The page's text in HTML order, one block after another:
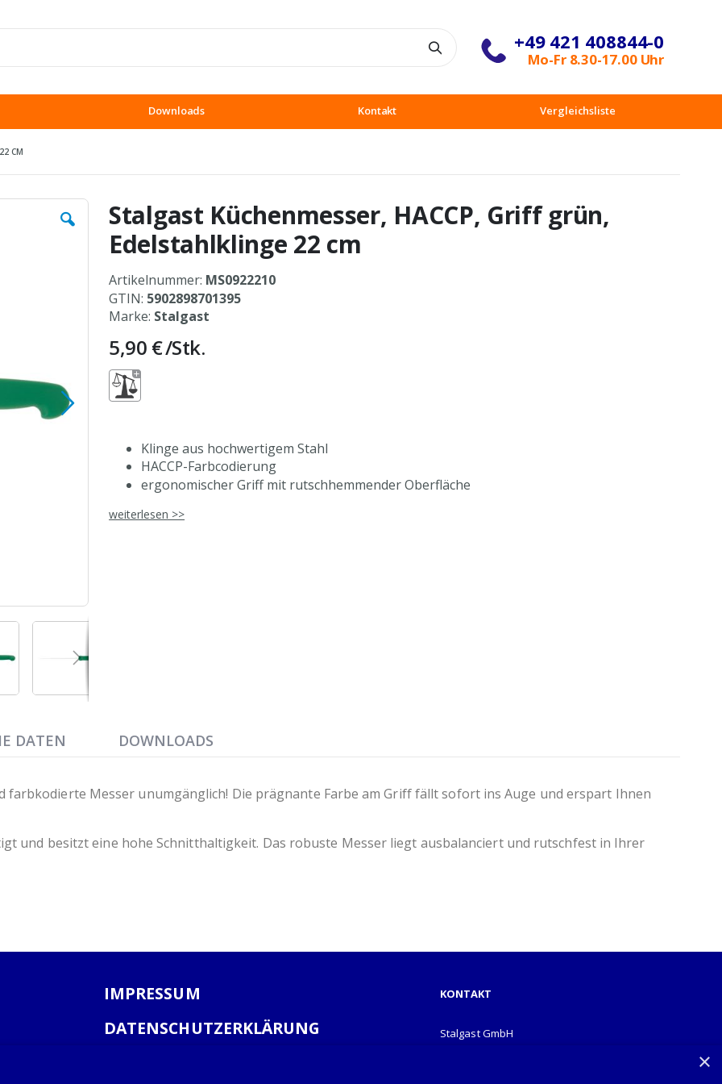
+49 421 408844-0
Mo-Fr 8.30-17.00 Uhr
Downloads Kontakt Vergleichsliste
CM
Stalgast Küchenmesser, HACCP, Griff grün,
Edelstahlklinge 22 cm
Artikelnummer: MS0922210
GTIN: 5902898701395
Marke: Stalgast
5,90 €/Stk.
Klinge aus hochwertigem Stahl
HACCP-Farbcodierung
ergonomischer Griff mit rutschhemmender Oberfläche
ausbalanciert für komfortables Arbeiten
weiterlesen >>
farbkodierte Messer unumgänglich! Die prägnante Farbe am Griff fällt sofort ins Auge und erspart Ihnen
und besitzt eine hohe Schnitthaltigkeit. Das robuste Messer liegt ausbalanciert und rutschfest in Ihrer
DATEN DOWNLOADS
IMPRESSUM
DATENSCHUTZERKLÄRUNG
KONTAKT
Stalgast GmbH
×